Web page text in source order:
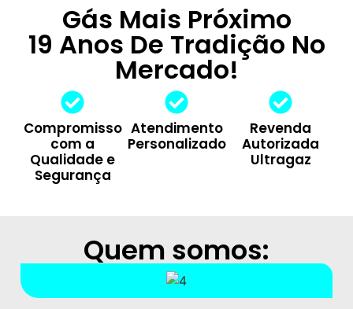
Gás Mais Próximo
19 Anos De Tradição No
Mercado!
Compromisso
com a
Qualidade e
Segurança
Atendimento
Personalizado
Revenda
Autorizada
Ultragaz
Quem somos: